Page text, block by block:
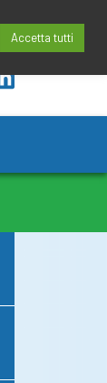
Accetta tutti